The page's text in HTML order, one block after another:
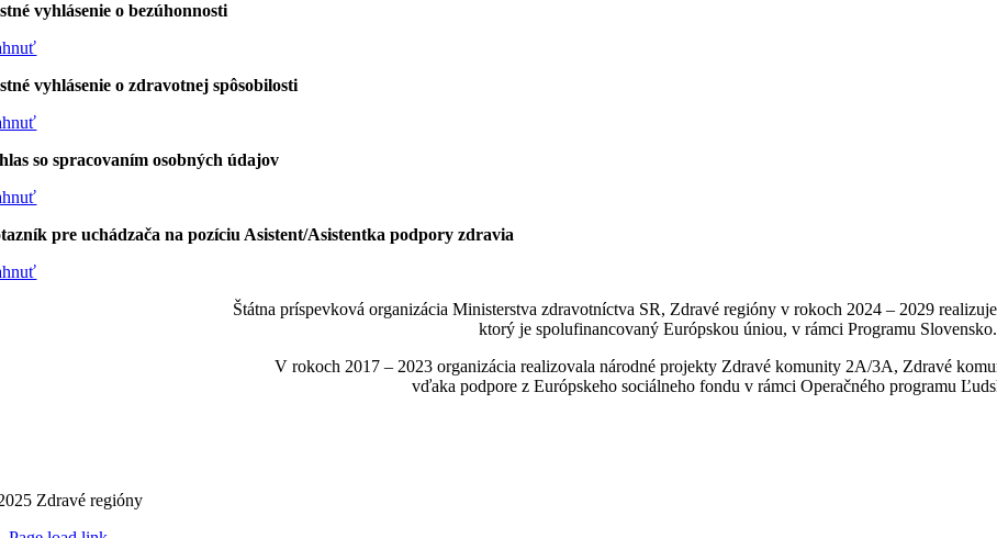
vyhlásenie o bezúhonnosti
vyhlásenie o zdravotnej spôsobilosti
so spracovaním osobných údajov
pre uchádzača na pozíciu Asistent/Asistentka podpory zdravia
Štátna príspevková organizácia Ministerstva zdravotníctva SR, Zdravé regióny v rokoch 2024 – 2029
ktorý je spolufinancovaný Európskou úniou, v rámci Programu Slovensko.
V rokoch 2017 – 2023 organizácia realizovala národné projekty Zdravé komunity 2A/3A, Zdravé
vďaka podpore z Európskeho sociálneho fondu v rámci Operačného programu
Zdravé regióny